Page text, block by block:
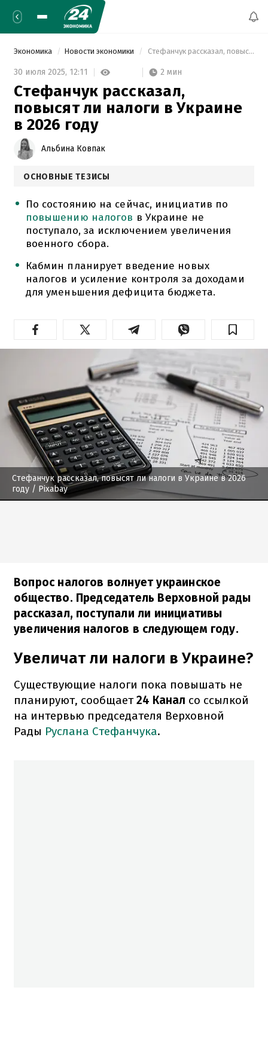
Экономика Новости экономики Стефанчук рассказал, повысят ли налоги в Украине в 2026 году
30 июля 2025, 12:11 2 мин
Стефанчук рассказал,
повысят ли налоги в Украине
в 2026 году
Альбина Ковпак
ОСНОВНЫЕ ТЕЗИСЫ
По состоянию на сейчас, инициатив по
повышению налогов в Украине не
поступало, за исключением увеличения
военного сбора.
Кабмин планирует введение новых
налогов и усиление контроля за доходами
для уменьшения дефицита бюджета.
Стефанчук рассказал, повысят ли налоги в Украине в 2026
году / Pixabay
Вопрос налогов волнует украинское
общество. Председатель Верховной рады
рассказал, поступали ли инициативы
увеличения налогов в следующем году.
Увеличат ли налоги в Украине?
Существующие налоги пока повышать не
планируют, сообщает24 Канал со ссылкой
на интервью председателя Верховной
Рады Руслана Стефанчука.